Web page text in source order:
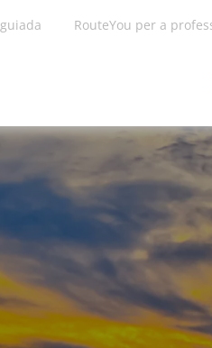
RouteYou per a